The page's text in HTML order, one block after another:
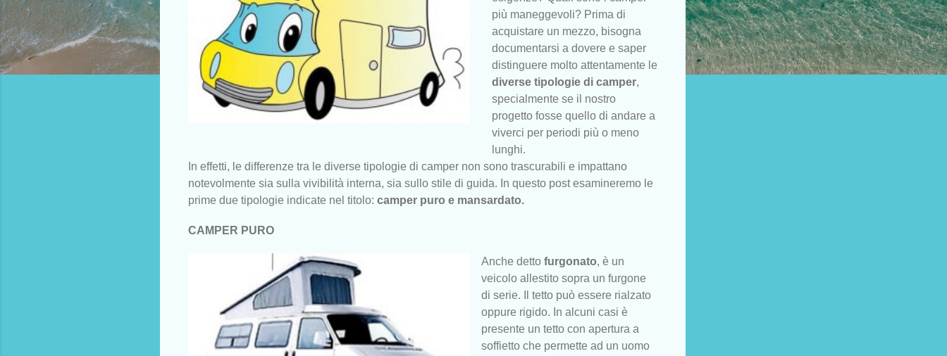
più maneggevoli? Prima di
acquistare un mezzo, bisogna
documentarsi a dovere e saper
distinguere molto attentamente le
diverse tipologie di camper,
specialmente se il nostro
progetto fosse quello di andare a
viverci per periodi più o meno
lunghi.
In effetti, le differenze tra le diverse tipologie di camper non sono trascurabili e impattano
notevolmente sia sulla vivibilità interna, sia sullo stile di guida. In questo post esamineremo le
prime due tipologie indicate nel titolo: camper puro e mansardato.
CAMPER PURO
Anche detto furgonato, è un
veicolo allestito sopra un furgone
di serie. Il tetto può essere rialzato
oppure rigido. In alcuni casi è
presente un tetto con apertura a
soffietto che permette ad un uomo